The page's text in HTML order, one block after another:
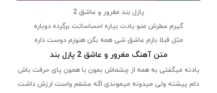
پازل بند مغرور و عاشق 2
گیرم عطرش منو یادت بیاره احساساتت برگرده دوباره
مثل قبلا بازم عاشق شی همه بگن هنوزم دوست داره
متن آهنگ مغرور و عاشق 2 پازل بند
یادته میگفتی به همه از چشماش بمون با همون پای حرفت باش
دلم پیشته ولی میدونه میموندی اگه عشقم واست ارزش داشت